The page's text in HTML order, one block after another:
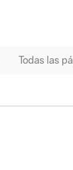
Todas las